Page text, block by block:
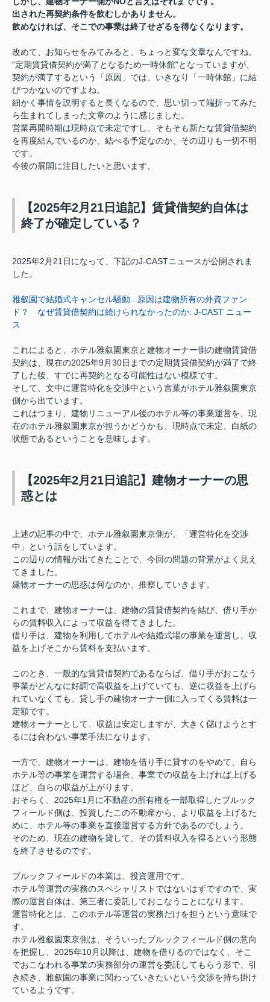
出された再契約条件を飲むしかありません。
飲めなければ、そこでの事業は終了せざるを得なくなります。
改めて、お知らせをみてみると、ちょっと変な文章なんですね。
“定期賃貸借契約が満了となるため一時休館"となっていますが、
契約が満了するという「原因」では、いきなり「一時休館」に結
びつかないのですよね。
細かく事情を説明すると長くなるので、思い切って端折ってみた
ら生まれてしまった文章のように感じました。
営業再開時期は現時点で未定ですし、そもそも新たな賃貸借契約
を再度結んでいるのか、結べる予定なのか、その辺りも一切不明
です。
今後の展開に注目したいと思います。
【2025年2月21日追記】賃貸借契約自体は
終了が確定している？
2025年2月21日になって、下記のJ-CASTニュースが公開されま
した。
雅叙園で結婚式キャンセル騒動...原因は建物所有の外資ファン
ド？ なぜ賃貸借契約は続けられなかったのか: J-CAST ニュー
ス
これによると、ホテル雅叙園東京と建物オーナー側の建物賃貸借
契約は、現在の2025年9月30日までの定期賃貸借契約が満了で終
了した後、すでに再契約となる可能性はない模様です。
そして、文中に運営特化を交渉中という言葉がホテル雅叙園東京
側から出ています。
これはつまり、建物リニューアル後のホテル等の事業運営を、現
在のホテル雅叙園東京が担うかどうかも、現時点で未定、白紙の
状態であるということを意味します。
【2025年2月21日追記】建物オーナーの思
惑とは
上述の記事の中で、ホテル雅叙園東京側が、「運営特化を交渉
中」という話をしています。
この辺りの情報が出てきたことで、今回の問題の背景がよく見え
てきました。
建物オーナーの思惑は何なのか、推察していきます。
これまで、建物オーナーは、建物の賃貸借契約を結び、借り手か
らの賃料収入によって収益を得てきました。
借り手は、建物を利用してホテルや結婚式場の事業を運営し、収
益を上げそこから賃料を支払います。
このとき、一般的な賃貸借契約であるならば、借り手がおこなう
事業がどんなに好調で高収益を上げていても、逆に収益を上げら
れていなくても、貸し手の建物オーナー側に入ってくる賃料は一
定額です。
建物オーナーとして、収益は安定しますが、大きく儲けようとす
るには合わない事業手法になります。
一方で、建物オーナーは、建物を借り手に貸すのをやめて、自ら
ホテル等の事業を運営する場合、事業での収益を上げれば上げる
ほど、自らの収益が上がります。
おそらく、2025年1月に不動産の所有権を一部取得したブルック
フィールド側は、投資したこの不動産から、より収益を上げるた
めに、ホテル等の事業を直接運営する方針であるのでしょう。
そのため、現在の建物を貸して、その賃料収入を得るという形態
を終了させるのです。
ブルックフィールドの本業は、投資運用です。
ホテル等運営の実務のスペシャリストではないはずですので、実
際の運営自体は、第三者に委託しておこなうことになります。
運営特化とは、このホテル等運営の実務だけを担うという意味で
す。
ホテル雅叙園東京側は、そういったブルックフィールド側の意向
を把握し、2025年10月以降は、建物を借りるのではなく、そこ
でおこなわれる事業の実務部分の運営を委託してもらう形で、引
き続き、雅叙園の事業に関わっていきたいという交渉を持ち掛け
ているようです。